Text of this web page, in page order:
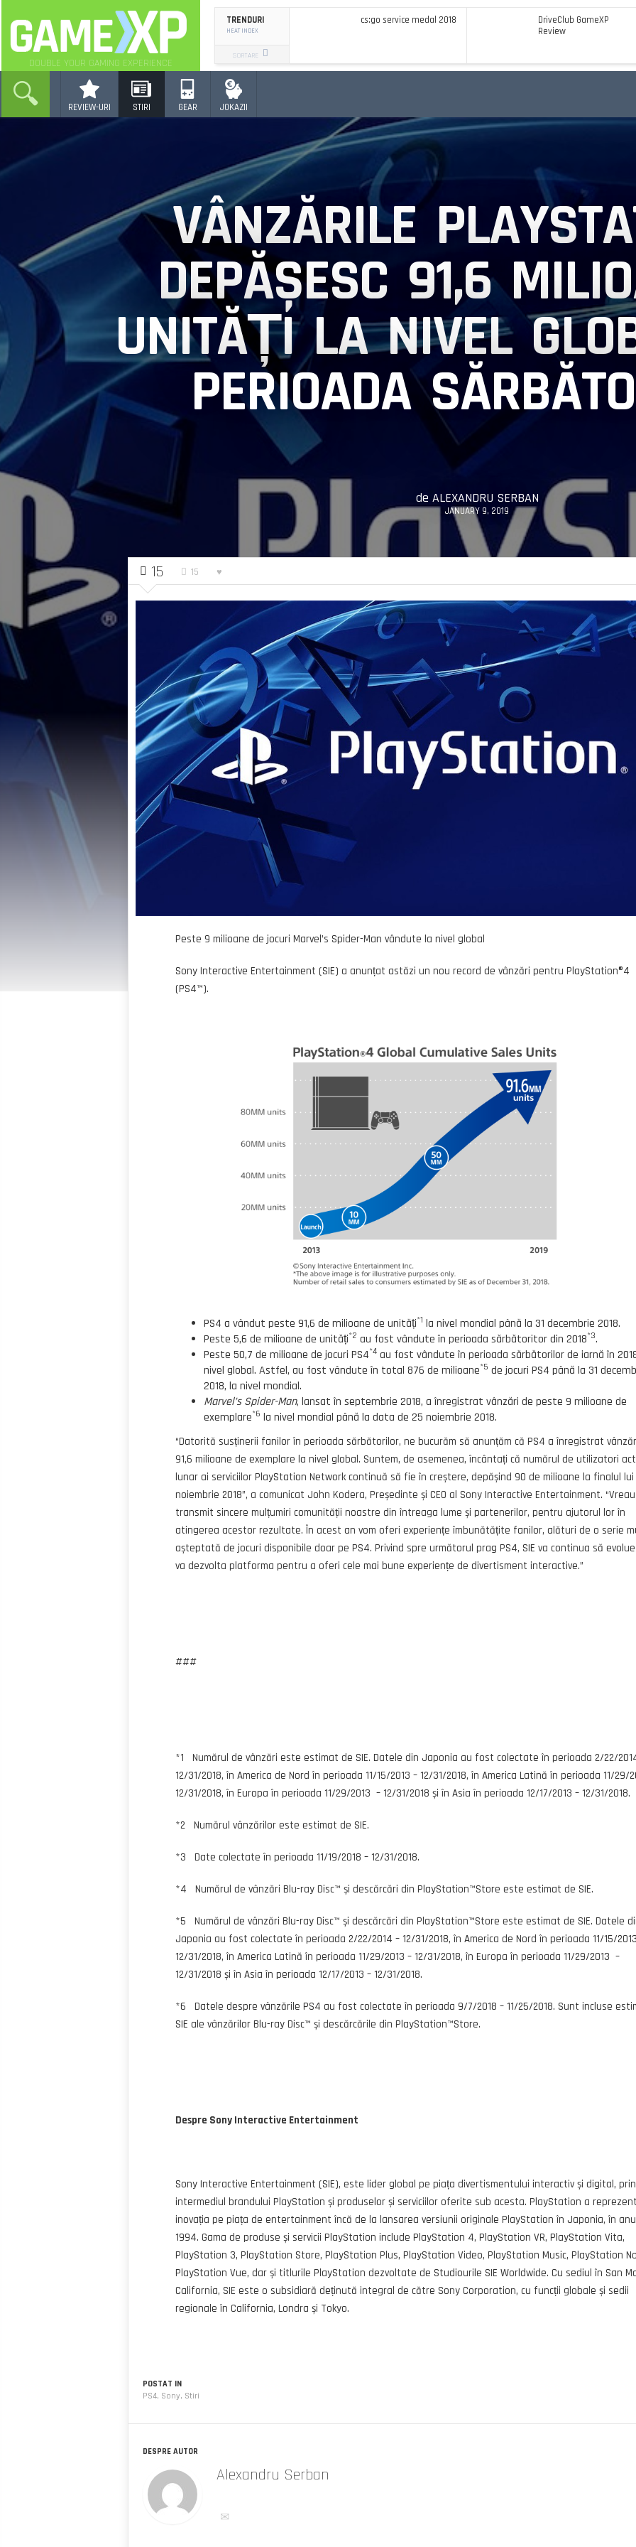
DOUBLE YOUR GAMING EXPERIENCE
TRENDURI
HEAT INDEX
SORTARE
cs:go service medal 2018
DriveClub GameXP
Review
REVIEW-URI STIRI GEAR JOKAZII
VÂNZĂRILE
DEPĂȘESC 91,6
UNITĂȚI LA NIVEL
PERIOADA
de ALEXANDRU SERBAN
JANUARY 9, 2019
15 15
Peste 9 milioane de jocuri Marvel’s Spider-Man vândute la nivel global
Sony Interactive Entertainment (SIE) a anunțat astăzi un nou record de vânzări pentru PlayStation®4
(PS4™).
PS4 a vândut peste 91,6 de milioane de unități*1 la nivel mondial până la 31 decembrie 2018.
Peste 5,6 de milioane de unități*2 au fost vândute în perioada sărbătoritor din 2018*3.
Peste 50,7 de milioane de jocuri PS4*4au fost vândute în perioada sărbătorilor de iarnă în
nivel global. Astfel, au fost vândute în total 876 de milioane*5 de jocuri PS4 până la 31
2018, la nivel mondial.
Marvel’s Spider-Man, lansat în septembrie 2018, a înregistrat vânzări de peste 9 milioane de
exemplare*6 la nivel mondial până la data de 25 noiembrie 2018.
“Datorită susținerii fanilor în perioada sărbătorilor, ne bucurăm să anunțăm că PS4 a înregistrat
91,6 milioane de exemplare la nivel global. Suntem, de asemenea, încântați că numărul de utilizatori
lunar ai serviciilor PlayStation Network continuă să fie în creștere, depășind 90 de milioane la finalul lui
noiembrie 2018”, a comunicat John Kodera, Președinte și CEO al Sony Interactive Entertainment.
transmit sincere mulțumiri comunității noastre din întreaga lume și partenerilor, pentru ajutorul lor în
atingerea acestor rezultate. În acest an vom oferi experiențe îmbunătățite fanilor, alături de o serie
așteptată de jocuri disponibile doar pe PS4. Privind spre următorul prag PS4, SIE va continua să
va dezvolta platforma pentru a oferi cele mai bune experiențe de divertisment interactive.”
###
*1 Numărul de vânzări este estimat de SIE. Datele din Japonia au fost colectate în perioada 2/22/
12/31/2018, în America de Nord în perioada 11/15/2013 – 12/31/2018, în America Latină în perioada 11/29/
12/31/2018, în Europa în perioada 11/29/2013 – 12/31/2018 și în Asia în perioada 12/17/2013 – 12/31/2018.
*2 Numărul vânzărilor este estimat de SIE.
*3 Date colectate în perioada 11/19/2018 – 12/31/2018.
*4 Numărul de vânzări Blu-ray Disc™ și descărcări din PlayStation™Store este estimat de SIE.
*5 Numărul de vânzări Blu-ray Disc™ și descărcări din PlayStation™Store este estimat de SIE. Datele
Japonia au fost colectate în perioada 2/22/2014 – 12/31/2018, în America de Nord în perioada 11/15/
12/31/2018, în America Latină în perioada 11/29/2013 – 12/31/2018, în Europa în perioada 11/29/2013 –
12/31/2018 și în Asia în perioada 12/17/2013 – 12/31/2018.
*6 Datele despre vânzările PS4 au fost colectate în perioada 9/7/2018 – 11/25/2018. Sunt incluse
SIE ale vânzărilor Blu-ray Disc™ și descărcările din PlayStation™Store.
Despre Sony Interactive Entertainment
Sony Interactive Entertainment (SIE), este lider global pe piața divertismentului interactiv și digital, prin
intermediul brandului PlayStation și produselor și serviciilor oferite sub acesta. PlayStation a
inovația pe piața de entertainment încă de la lansarea versiunii originale PlayStation în Japonia, în
1994. Gama de produse și servicii PlayStation include PlayStation 4, PlayStation VR, PlayStation Vita,
PlayStation 3, PlayStation Store, PlayStation Plus, PlayStation Video, PlayStation Music, PlayStation
PlayStation Vue, dar și titlurile PlayStation dezvoltate de Studiourile SIE Worldwide. Cu sediul în San
California, SIE este o subsidiară deținută integral de către Sony Corporation, cu funcții globale și sedii
regionale în California, Londra și Tokyo.
POSTAT IN
PS4, Sony, Stiri
DESPRE AUTOR
Alexandru Serban